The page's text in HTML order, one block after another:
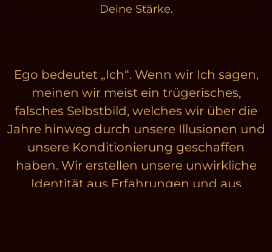
Deine Stärke.
Ego bedeutet „Ich“. Wenn wir Ich sagen,
meinen wir meist ein trügerisches,
falsches Selbstbild, welches wir über die
Jahre hinweg durch unsere Illusionen und
unsere Konditionierung geschaffen
haben. Wir erstellen unsere unwirkliche
Identität aus Erfahrungen und aus